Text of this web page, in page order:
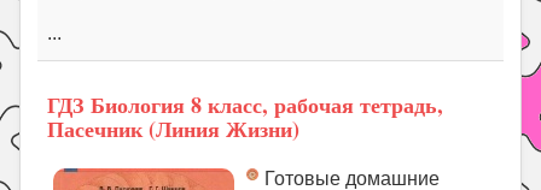
...
ГДЗ Биология 8 класс, рабочая тетрадь,
Пасечник (Линия Жизни)
Готовые домашние